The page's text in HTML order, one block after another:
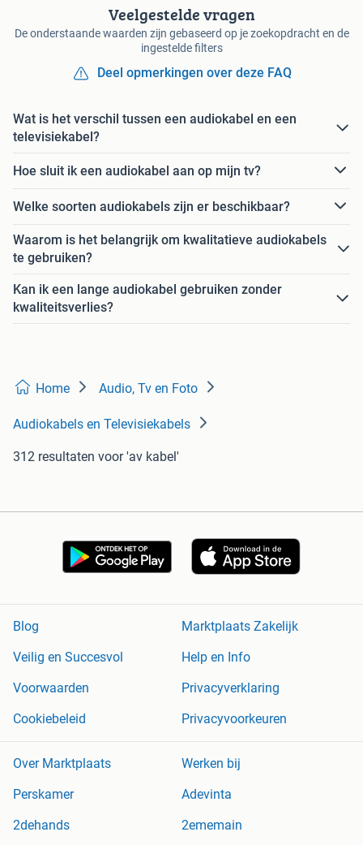
Veelgestelde vragen
De onderstaande waarden zijn gebaseerd op je zoekopdracht en de
ingestelde filters
Deel opmerkingen over deze FAQ
Wat is het verschil tussen een audiokabel en een
televisiekabel?
Hoe sluit ik een audiokabel aan op mijn tv?
Welke soorten audiokabels zijn er beschikbaar?
Waarom is het belangrijk om kwalitatieve audiokabels
te gebruiken?
Kan ik een lange audiokabel gebruiken zonder
kwaliteitsverlies?
Home Audio, Tv en Foto
Audiokabels en Televisiekabels
312 resultaten voor 'av kabel'
Blog
Marktplaats Zakelijk
Veilig en Succesvol
Help en Info
Voorwaarden
Privacyverklaring
Cookiebeleid
Privacyvoorkeuren
Over Marktplaats
Werken bij
Perskamer
Adevinta
2dehands
2ememain